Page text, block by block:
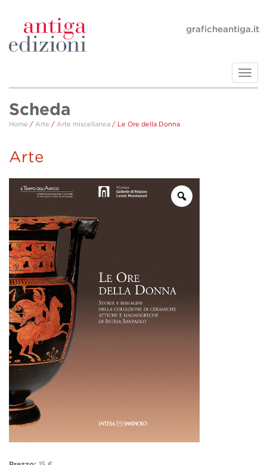
graficheantiga.it
Scheda
Home / Arte / Arte miscellanea / Le Ore della Donna
Arte